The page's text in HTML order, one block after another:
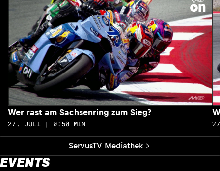
ServusTV Mediathek
Wer rast am Sachsenring zum Sieg?
27. JULI | 0:50 MIN
EVENTS